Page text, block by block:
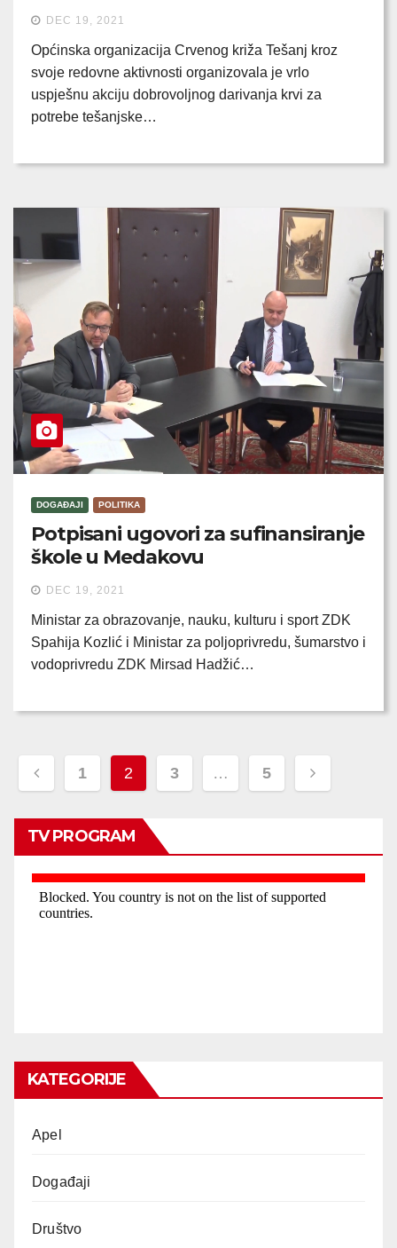
DEC 19, 2021
Općinska organizacija Crvenog križa Tešanj kroz
svoje redovne aktivnosti organizovala je vrlo
uspješnu akciju dobrovoljnog darivanja krvi za
potrebe tešanjske…
DOGAĐAJI POLITIKA
Potpisani ugovori za sufinansiranje
škole u Medakovu
DEC 19, 2021
Ministar za obrazovanje, nauku, kulturu i sport ZDK
Spahija Kozlić i Ministar za poljoprivredu, šumarstvo i
vodoprivredu ZDK Mirsad Hadžić…
Posts
pagination
1 2 3 … 5
TV PROGRAM
KATEGORIJE
Apel
Događaji
Društvo